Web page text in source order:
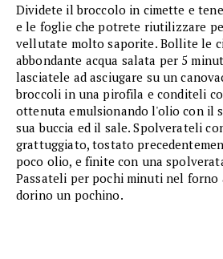
Dividete il broccolo in cimette e
e le foglie che potrete riutilizzare
vellutate molto saporite. Bollite le
abbondante acqua salata per 5
lasciatele ad asciugare su un
broccoli in una pirofila e conditeli
ottenuta emulsionando l'olio con il
sua buccia ed il sale. Spolverateli
grattuggiato, tostato
poco olio, e finite con una
Passateli per pochi minuti nel forno
dorino un pochino.